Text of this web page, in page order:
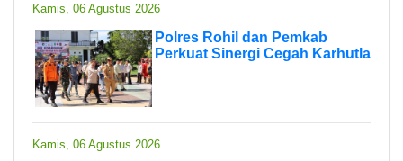
Kamis, 06 Agustus 2026
Polres Rohil dan Pemkab
Perkuat Sinergi Cegah Karhutla
Kamis, 06 Agustus 2026